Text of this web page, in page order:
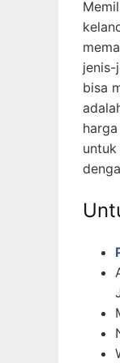
jenis-
bisa